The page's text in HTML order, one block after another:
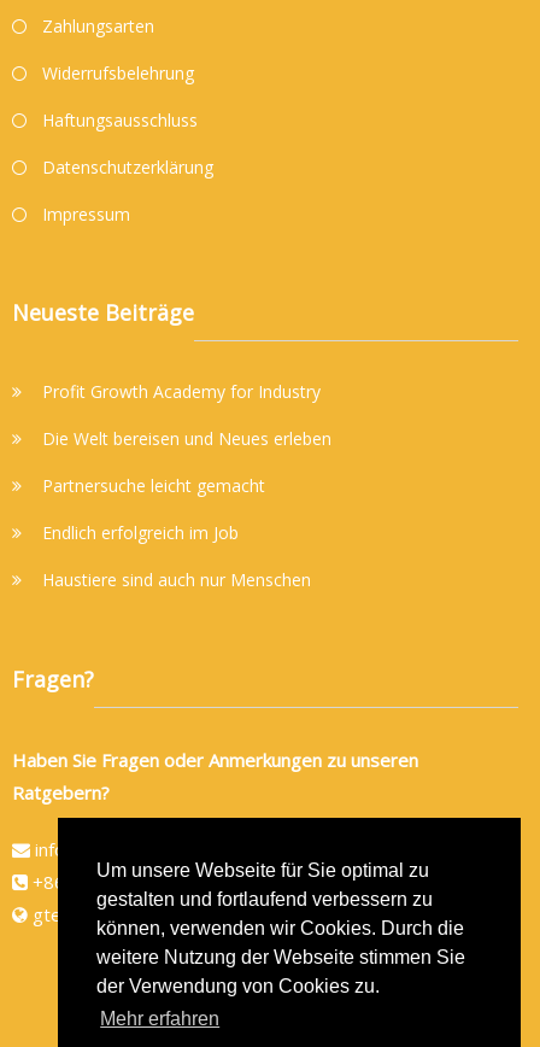
Um unsere Webseite für Sie optimal zu
gestalten und fortlaufend verbessern zu
können, verwenden wir Cookies. Durch die
weitere Nutzung der Webseite stimmen Sie
der Verwendung von Cookies zu.
Mehr erfahren
Zahlungsarten
Widerrufsbelehrung
Haftungsausschluss
Datenschutzerklärung
Impressum
Neueste Beiträge
Profit Growth Academy for Industry
Die Welt bereisen und Neues erleben
Partnersuche leicht gemacht
Endlich erfolgreich im Job
Haustiere sind auch nur Menschen
Fragen?
Haben Sie Fragen oder Anmerkungen zu unseren
Ratgebern?
info@gtec-shop.de
+86 134 82438080
gtec-shop.de